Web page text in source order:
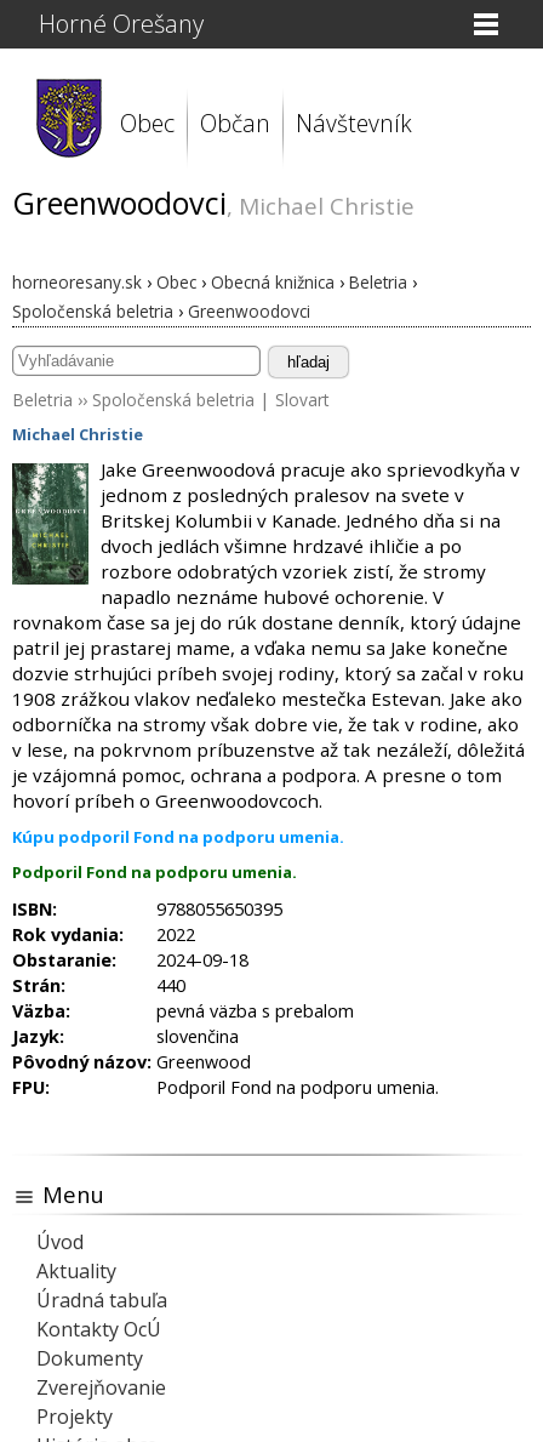
Horné Orešany
Obec Občan Návštevník
Greenwoodovci, Michael Christie
horneoresany.sk › Obec › Obecná knižnica › Beletria ›
Spoločenská beletria › Greenwoodovci
hľadaj
Beletria ›› Spoločenská beletria | Slovart
Michael Christie
Jake Greenwoodová pracuje ako sprievodkyňa v
jednom z posledných pralesov na svete v
Britskej Kolumbii v Kanade. Jedného dňa si na
dvoch jedlách všimne hrdzavé ihličie a po
rozbore odobratých vzoriek zistí, že stromy
napadlo neznáme hubové ochorenie. V
rovnakom čase sa jej do rúk dostane denník, ktorý údajne
patril jej prastarej mame, a vďaka nemu sa Jake konečne
dozvie strhujúci príbeh svojej rodiny, ktorý sa začal v roku
1908 zrážkou vlakov neďaleko mestečka Estevan. Jake ako
odborníčka na stromy však dobre vie, že tak v rodine, ako
v lese, na pokrvnom príbuzenstve až tak nezáleží, dôležitá
je vzájomná pomoc, ochrana a podpora. A presne o tom
hovorí príbeh o Greenwoodovcoch.
Kúpu podporil Fond na podporu umenia.
Podporil Fond na podporu umenia.
ISBN:
9788055650395
Rok vydania:
2022
Obstaranie:
2024-09-18
Strán:
440
Väzba:
pevná väzba s prebalom
Jazyk:
slovenčina
Pôvodný názov: Greenwood
FPU:
Podporil Fond na podporu umenia.
Menu
Úvod
Aktuality
Úradná tabuľa
Kontakty OcÚ
Dokumenty
Zverejňovanie
Projekty